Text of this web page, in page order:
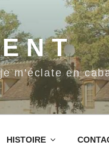
m'éclate en
HISTOIRE